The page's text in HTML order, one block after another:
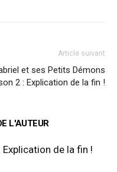
Article suivant
et ses Petits Démons
2 : Explication de la fin !
L'AUTEUR
Explication de la fin !